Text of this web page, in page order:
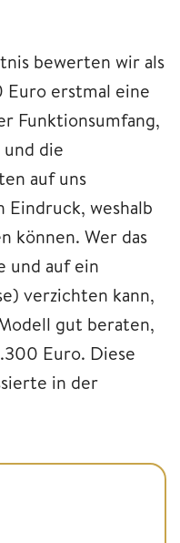
bewerten wir als
Euro erstmal eine
Funktionsumfang,
die
auf uns
weshalb
können. Wer das
und auf ein
verzichten kann,
gut beraten,
Euro. Diese
in der